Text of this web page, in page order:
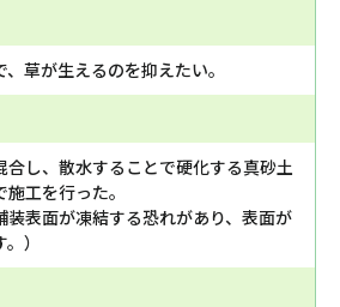
草が生えるのを抑えたい。
合し、散水することで硬化する真砂土
工を行った。
装表面が凍結する恐れがあり、表面が
）